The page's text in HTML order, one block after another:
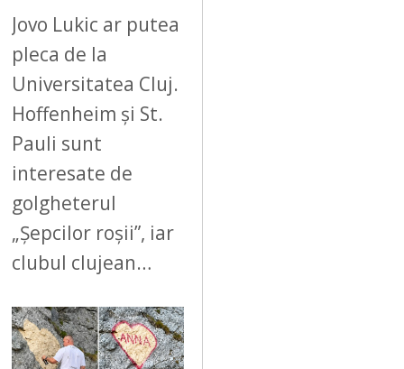
Jovo Lukic ar putea
pleca de la
Universitatea Cluj.
Hoffenheim și St.
Pauli sunt
interesate de
golgheterul
„Șepcilor roșii”, iar
clubul clujean…